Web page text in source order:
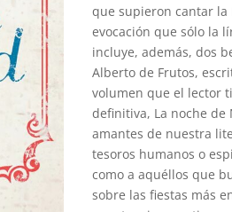
que supieron cantar la
evocación que sólo la
incluye, además, dos
Alberto de Frutos,
volumen que el lector
definitiva, La noche
amantes de nuestra
tesoros humanos o
como a aquéllos que
sobre las fiestas más